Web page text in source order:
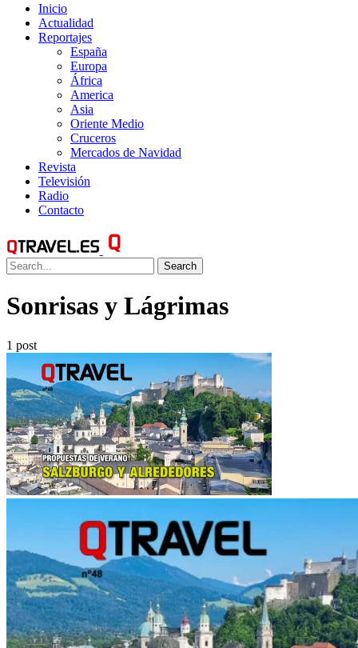
Inicio
Actualidad
Reportajes
España
Europa
África
America
Asia
Oriente Medio
Cruceros
Mercados de Navidad
Revista
Televisión
Radio
Contacto
Search
Sonrisas y Lágrimas
1 post